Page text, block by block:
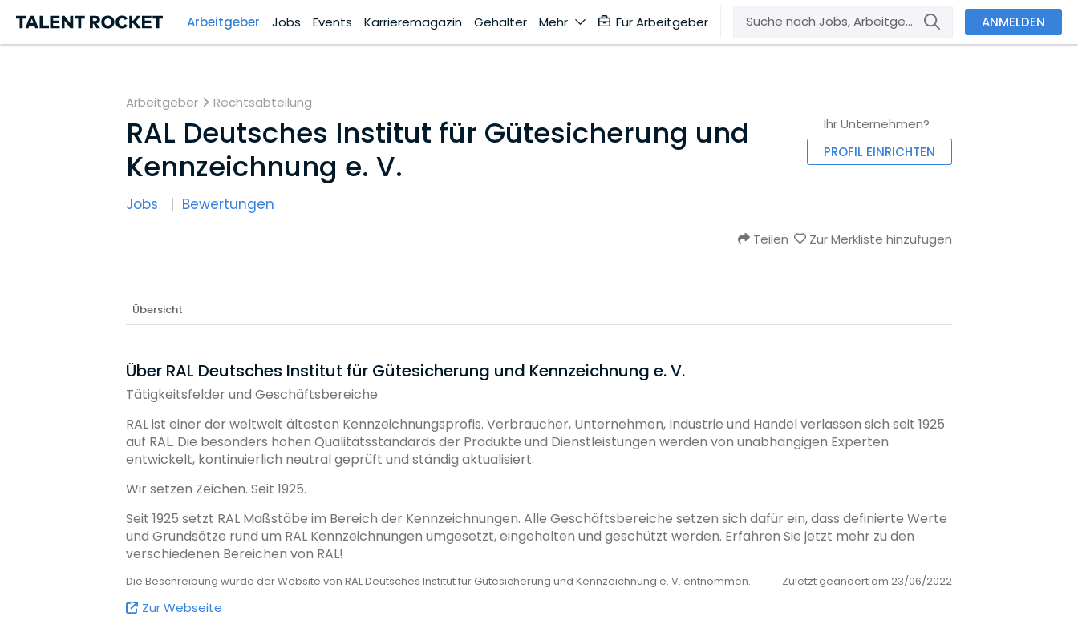
Arbeitgeber Jobs Events Karrieremagazin Gehälter Mehr Für Arbeitgeber ANMELDEN
Arbeitgeber Rechtsabteilung
RAL Deutsches Institut für Gütesicherung und
Kennzeichnung e. V.
Jobs Bewertungen
Ihr Unternehmen?
PROFIL EINRICHTEN
Teilen Zur Merkliste hinzufügen
Übersicht
Über RAL Deutsches Institut für Gütesicherung und Kennzeichnung e. V.
Tätigkeitsfelder und Geschäftsbereiche
RAL ist einer der weltweit ältesten Kennzeichnungsprofis. Verbraucher, Unternehmen, Industrie und Handel verlassen sich seit 1925
auf RAL. Die besonders hohen Qualitätsstandards der Produkte und Dienstleistungen werden von unabhängigen Experten
entwickelt, kontinuierlich neutral geprüft und ständig aktualisiert.
Wir setzen Zeichen. Seit 1925.
Seit 1925 setzt RAL Maßstäbe im Bereich der Kennzeichnungen. Alle Geschäftsbereiche setzen sich dafür ein, dass definierte Werte
und Grundsätze rund um RAL Kennzeichnungen umgesetzt, eingehalten und geschützt werden. Erfahren Sie jetzt mehr zu den
verschiedenen Bereichen von RAL!
Die Beschreibung wurde der Website von RAL Deutsches Institut für Gütesicherung und Kennzeichnung e. V. entnommen. Zuletzt geändert am 23/06/2022
Zur Webseite